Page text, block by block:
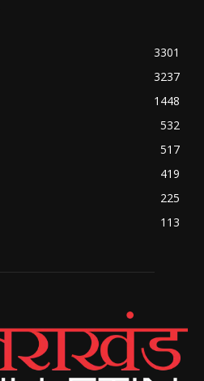
3301
3237
1448
532
517
419
225
113